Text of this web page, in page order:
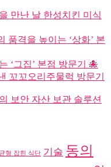
만난 날 한성치킨 미식
품격을 높이는 ‘상화’ 본
‘그집’ 본점 방문기 🐙
꼬꼬오리주물럭 방문기
보안 자산 보관 솔루션
균형 잡힌 식단 기술 동의